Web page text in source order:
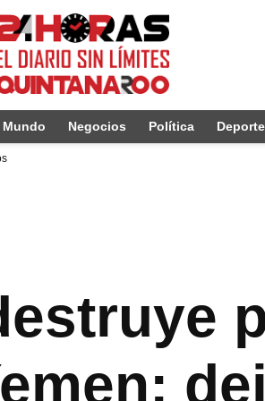
Mundo Negocios Política